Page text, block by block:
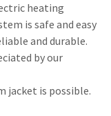
heating
is safe and easy
and durable.
by our
jacket is possible.